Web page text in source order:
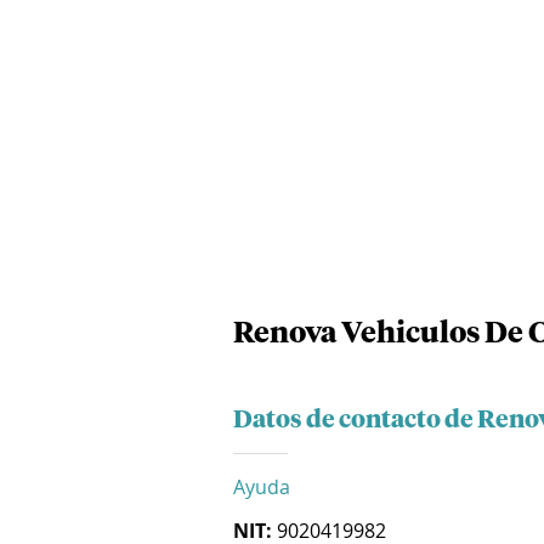
Renova Vehiculos De
Datos de contacto de
Ayuda
NIT: 9020419982